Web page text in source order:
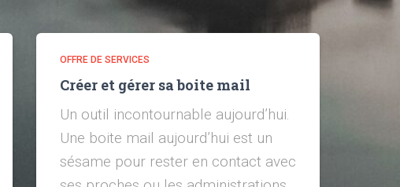
OFFRE DE SERVICES
Créer et gérer sa boite mail
Un outil incontournable aujourd’hui.
Une boite mail aujourd’hui est un
sésame pour rester en contact avec